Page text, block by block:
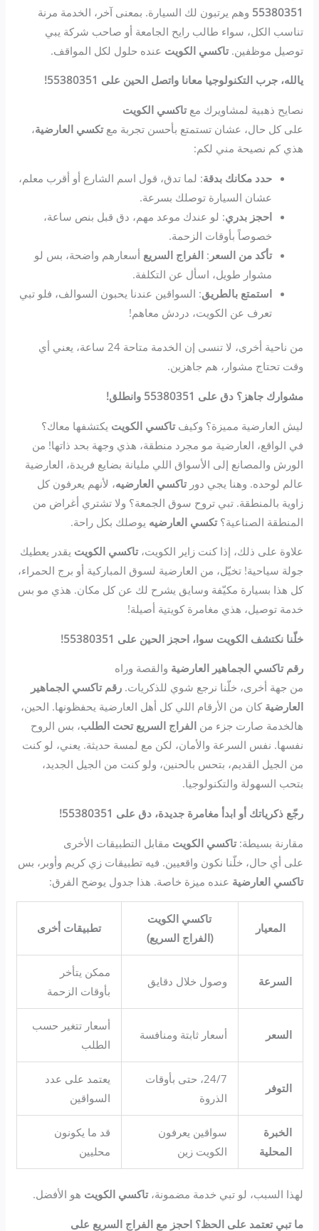
55380351 وهم يرتبون لك السيارة. بمعنى آخر، الخدمة مرنة
تناسب الكل، سواء طالب رايح الجامعة أو صاحب شركة يبي
توصيل موظفين.تاكسي الكويت عنده حلول لكل المواقف.
يالله، جرب التكنولوجيا معانا واتصل الحين على 55380351!
نصايح ذهبية لمشاويرك معتاكسي الكويت
على كل حال، عشان تستمتع بأحسن تجربة معتكسي العارضية،
هذي كم نصيحة مني لكم:
حدد مكانك بدقة: لما تدق، قول اسم الشارع أو أقرب معلم،
عشان السيارة توصلك بسرعة.
احجز بدري: لو عندك موعد مهم، دق قبل بنص ساعة،
خصوصاً بأوقات الزحمة.
تأكد من السعر :الفراج السريع أسعارهم واضحة، بس لو
مشوار طويل، اسأل عن التكلفة.
استمتع بالطريق: السواقين عندنا يحبون السوالف، فلو تبي
تعرف عن الكويت، دردش معاهم!
من ناحية أخرى، لا تنسى إن الخدمة متاحة 24 ساعة، يعني أي
وقت تحتاج مشوار، هم جاهزين.
مشوارك جاهز؟ دق على 55380351 وانطلق!
ليش العارضية مميزة؟ وكيفتاكسي الكويت يكتشفها معاك؟
في الواقع، العارضية مو مجرد منطقة، هذي وجهة بحد ذاتها! من
الورش والمصانع إلى الأسواق اللي مليانة بضايع فريدة، العارضية
عالم لوحده. وهنا يجي دورتاكسي العارضيه، لأنهم يعرفون كل
زاوية بالمنطقة. تبي تروح سوق الجمعة؟ ولا تشتري أغراض من
المنطقة الصناعية؟تكسي العارضيه يوصلك بكل راحة.
علاوة على ذلك، إذا كنت زاير الكويت،تاكسي الكويت يقدر يعطيك
جولة سياحية! تخيّل، من العارضية لسوق المباركية أو برج الحمراء،
كل هذا بسيارة مكيّفة وسايق يشرح لك عن كل مكان. هذي مو بس
خدمة توصيل، هذي مغامرة كويتية أصيلة!
خلّنا نكتشف الكويت سوا، احجز الحين على 55380351!
رقم تاكسي الجماهير العارضية والقصة وراه
من جهة أخرى، خلّنا نرجع شوي للذكريات.رقم تاكسي الجماهير
العارضية كان من الأرقام اللي كل أهل العارضية يحفظونها. الحين،
هالخدمة صارت جزء منالفراج السريع تحت الطلب، بس الروح
نفسها. نفس السرعة والأمان، لكن مع لمسة حديثة. يعني، لو كنت
من الجيل القديم، بتحس بالحنين، ولو كنت من الجيل الجديد،
بتحب السهولة والتكنولوجيا.
رجّع ذكرياتك أو ابدأ مغامرة جديدة، دق على 55380351!
مقارنة بسيطة:تاكسي الكويت مقابل التطبيقات الأخرى
على أي حال، خلّنا نكون واقعيين. فيه تطبيقات زي كريم وأوبر، بس
تاكسي العارضية عنده ميزة خاصة. هذا جدول يوضح الفرق:
المعيار
تاكسي الكويت
(الفراج السريع)
تطبيقات أخرى
السرعة وصول خلال دقايق
ممكن يتأخر
بأوقات الزحمة
السعر أسعار ثابتة ومنافسة
أسعار تتغير حسب
الطلب
التوفر
24/7، حتى بأوقات
الذروة
يعتمد على عدد
السواقين
الخبرة
المحلية
سواقين يعرفون
الكويت زين
قد ما يكونون
محليين
لهذا السبب، لو تبي خدمة مضمونة،تاكسي الكويت هو الأفضل.
ما تبي تعتمد على الحظ؟ احجز مع الفراج السريع على